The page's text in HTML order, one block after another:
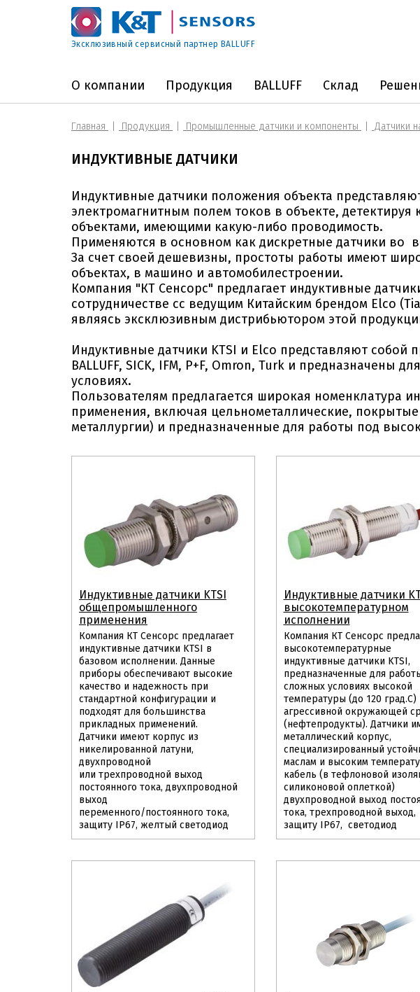
Эксклюзивный сервисный партнер BALLUFF
О компании Продукция BALLUFF Склад
Главная Продукция Промышленные датчики и компоненты Датчики
ИНДУКТИВНЫЕ ДАТЧИКИ
Индуктивные датчики положения объекта
электромагнитным полем токов в объекте,
объектами, имеющими какую-либо проводимость.
Применяются в основном как дискретные датчики во
За счет своей дешевизны, простоты работы имеют
объектах, в машино и автомобилестроении.
Компания "КТ Сенсорс" предлагает индуктивные
сотрудничестве сс ведущим Китайским брендом Elco
являясь эксклюзивным дистрибьютором этой
Индуктивные датчики KTSI и Elco представляют
BALLUFF, SICK, IFM, P+F, Omron, Turk и предназначены
условиях.
Пользователям предлагается широкая номенклатура
применения, включая цельнометаллические,
металлургии) и предназначенные для работы под
Индуктивные датчики KTSI
общепромышленного
применения
Компания КТ Сенсорс предлагает
индуктивные датчики KTSI в
базовом исполнении. Данные
приборы обеспечивают высокие
качество и надежность при
стандартной конфигурации и
подходят для большинства
прикладных применений.
Датчики имеют корпус из
никелированной латуни,
двухпроводной
или трехпроводной выход
постоянного тока, двухпроводной
выход
переменного/постоянного тока,
защиту IP67, желтый светодиод
Индуктивные датчики
высокотемпературном
исполнении
Компания КТ Сенсорс
высокотемпературные
индуктивные датчики KTSI,
предназначенные для
сложных условиях высокой
температуры (до 120 град.С)
агрессивной окружающей
(нефтепродукты). Датчики
металлический корпус,
специализированный
маслам и высоким
кабель (в тефлоновой
силиконовой оплеткой)
двухпроводной выход
тока, трехпроводной выход,
защиту IP67, светодиод